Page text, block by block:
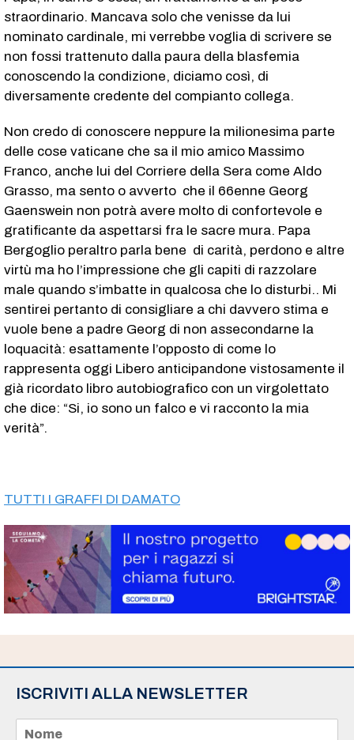
straordinario. Mancava solo che venisse da lui
nominato cardinale, mi verrebbe voglia di scrivere se
non fossi trattenuto dalla paura della blasfemia
conoscendo la condizione, diciamo così, di
diversamente credente del compianto collega.
Non credo di conoscere neppure la milionesima parte
delle cose vaticane che sa il mio amico Massimo
Franco, anche lui del Corriere della Sera come Aldo
Grasso, ma sento o avverto che il 66enne Georg
Gaenswein non potrà avere molto di confortevole e
gratificante da aspettarsi fra le sacre mura. Papa
Bergoglio peraltro parla bene di carità, perdono e altre
virtù ma ho l’impressione che gli capiti di razzolare
male quando s’imbatte in qualcosa che lo disturbi.. Mi
sentirei pertanto di consigliare a chi davvero stima e
vuole bene a padre Georg di non assecondarne la
loquacità: esattamente l’opposto di come lo
rappresenta oggi Libero anticipandone vistosamente il
già ricordato libro autobiografico con un virgolettato
che dice: “Si, io sono un falco e vi racconto la mia
verità”.
TUTTI I GRAFFI DI DAMATO
ISCRIVITI ALLA NEWSLETTER